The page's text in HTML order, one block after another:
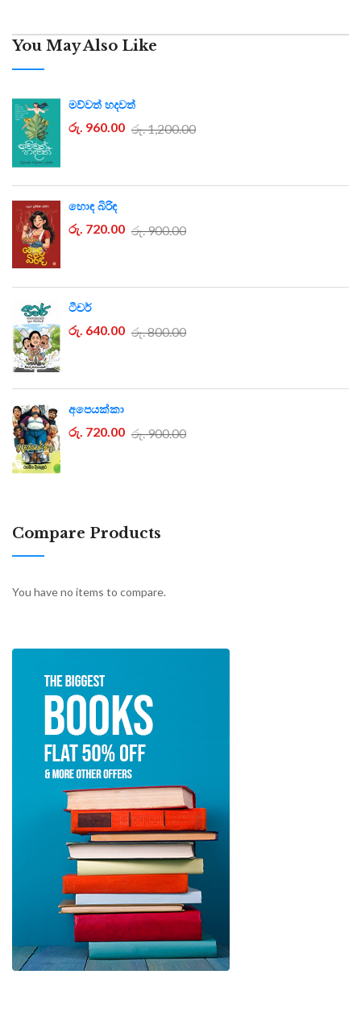
You May Also Like
මව්වත් හදවත්
රු. 960.00 රු. 1,200.00
හොඳ බිරිඳ
රු. 720.00 රු. 900.00
ටීචර්
රු. 640.00 රු. 800.00
අපෙයක්කා
රු. 720.00 රු. 900.00
Compare Products
You have no items to compare.